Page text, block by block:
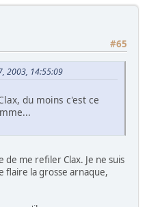
#65
2003, 14:55:09
du moins c'est ce
de me refiler Clax. Je ne suis
flaire la grosse arnaque,